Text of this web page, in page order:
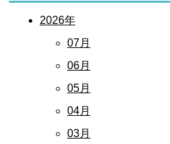
2026年
07月
06月
05月
04月
03月